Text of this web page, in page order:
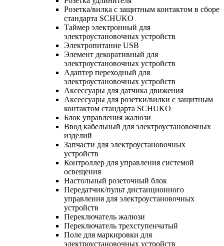
Розетка/вилка с защитным контактом в сборе
стандарта SCHUKO
Таймер электронный для
электроустановочных устройств
Электропитание USB
Элемент декоративный для
электроустановочных устройств
Адаптер переходный для
электроустановочных устройств
Аксессуары для датчика движения
Аксессуары для розетки/вилки с защитным
контактом стандарта SCHUKO
Блок управления жалюзи
Ввод кабельный для электроустановочных
изделий
Запчасти для электроустановочных
устройств
Контроллер для управления системой
освещения
Настольный розеточный блок
Передатчик/пульт дистанционного
управления для электроустановочных
устройств
Переключатель жалюзи
Переключатель трехступенчатый
Поле для маркировки для
электроустановочных устройств